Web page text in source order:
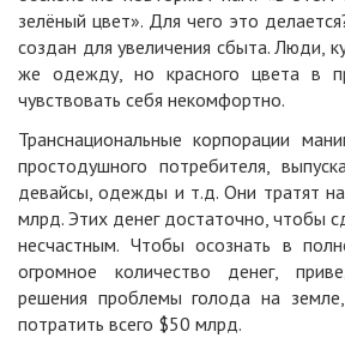
зелёный цвет». Для чего это
создан для увеличения сбыта. Люди,
же одежду, но красного цвета в
чувствовать себя некомфортно.
Транснациональные корпорации
простодушного потребителя,
девайсы, одежды и т.д. Они тратят
млрд. Этих денег достаточно, чтобы
несчастным. Чтобы осознать в
огромное количество денег,
решения проблемы голода на
потратить всего $50 млрд.